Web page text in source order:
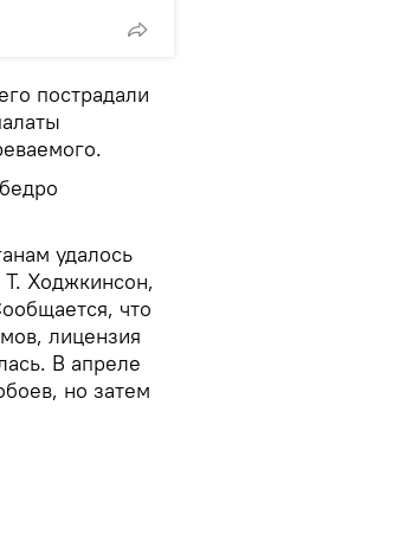
пострадали
удалось
Ходжкинсон,
что
лицензия
В апреле
но затем